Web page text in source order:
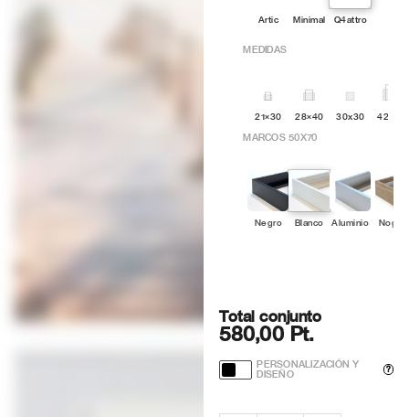
Artic Minimal Q4attro
MEDIDAS
21×30 28×40 30x30 42x60
MARCOS 50X70
Negro Blanco Aluminio Nogal
Total conjunto
580,00 Pt.
PERSONALIZACIÓN Y
DISEÑO
?